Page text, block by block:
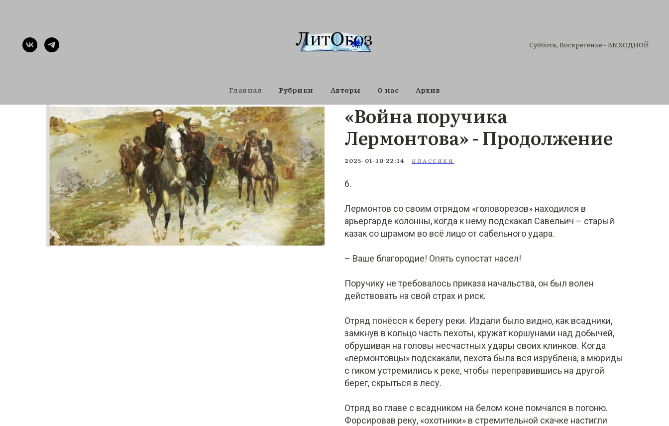
Cуббота, Воскресенье - ВЫХОДНОЙ
Главная Рубрики Авторы О нас Архив
«Война поручика
Лермонтова» - Продолжение
2025-01-10 22:14 КЛАССИКИ
6.
Лермонтов со своим отрядом «головорезов» находился в
арьергарде колонны, когда к нему подскакал Савельич – старый
казак со шрамом во всё лицо от сабельного удара.
– Ваше благородие! Опять супостат насел!
Поручику не требовалось приказа начальства, он был волен
действовать на свой страх и риск.
Отряд понёсся к берегу реки. Издали было видно, как всадники,
замкнув в кольцо часть пехоты, кружат коршунами над добычей,
обрушивая на головы несчастных удары своих клинков. Когда
«лермонтовцы» подскакали, пехота была вся изрублена, а мюриды
с гиком устремились к реке, чтобы переправившись на другой
берег, скрыться в лесу.
Отряд во главе с всадником на белом коне помчался в погоню.
Форсировав реку, «охотники» в стремительной скачке настигли